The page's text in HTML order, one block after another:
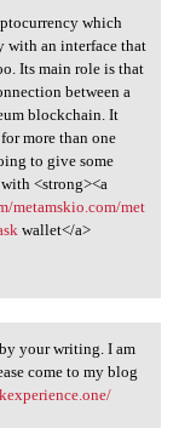
which
with an interface that
Its main role is that
between a
blockchain. It
more than one
to give some
<strong><a
metamskio.com/met
wallet</a>
your writing. I am
come to my blog